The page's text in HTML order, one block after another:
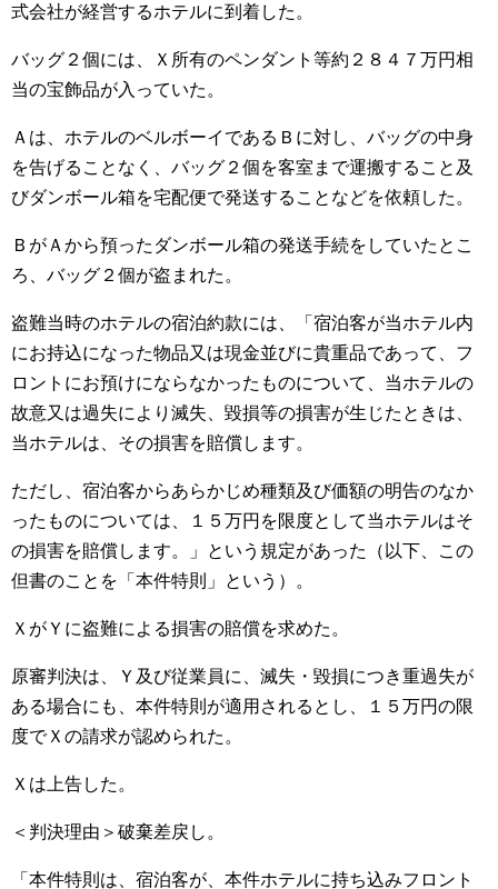
式会社が経営するホテルに到着した。
バッグ２個には、Ｘ所有のペンダント等約２８４７万円相
当の宝飾品が入っていた。
Ａは、ホテルのベルボーイであるＢに対し、バッグの中身
を告げることなく、バッグ２個を客室まで運搬すること及
びダンボール箱を宅配便で発送することなどを依頼した。
ＢがＡから預ったダンボール箱の発送手続をしていたとこ
ろ、バッグ２個が盗まれた。
盗難当時のホテルの宿泊約款には、「宿泊客が当ホテル内
にお持込になった物品又は現金並びに貴重品であって、フ
ロントにお預けにならなかったものについて、当ホテルの
故意又は過失により滅失、毀損等の損害が生じたときは、
当ホテルは、その損害を賠償します。
ただし、宿泊客からあらかじめ種類及び価額の明告のなか
ったものについては、１５万円を限度として当ホテルはそ
の損害を賠償します。」という規定があった（以下、この
但書のことを「本件特則」という）。
ＸがＹに盗難による損害の賠償を求めた。
原審判決は、Ｙ及び従業員に、滅失・毀損につき重過失が
ある場合にも、本件特則が適用されるとし、１５万円の限
度でＸの請求が認められた。
Ｘは上告した。
＜判決理由＞破棄差戻し。
「本件特則は、宿泊客が、本件ホテルに持ち込みフロント